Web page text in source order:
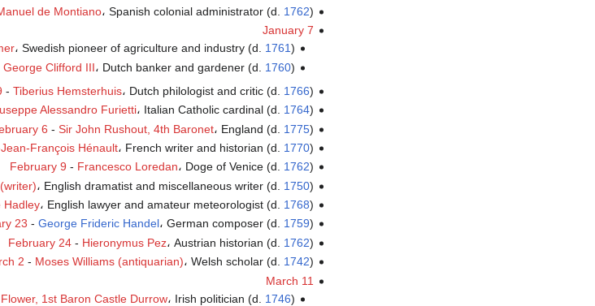
de Montiano، Spanish colonial administrator (d. 1762)
January 7
، Swedish pioneer of agriculture and industry (d. 1761)
George Clifford III، Dutch banker and gardener (d. 1760)
- Tiberius Hemsterhuis، Dutch philologist and critic (d. 1766)
Alessandro Furietti، Italian Catholic cardinal (d. 1764)
6 - Sir John Rushout, 4th Baronet، England (d. 1775)
François Hénault، French writer and historian (d. 1770)
February 9 - Francesco Loredan، Doge of Venice (d. 1762)
، English dramatist and miscellaneous writer (d. 1750)
Hadley، English lawyer and amateur meteorologist (d. 1768)
23 - George Frideric Handel، German composer (d. 1759)
February 24- Hieronymus Pez، Austrian historian (d. 1762)
2 - Moses Williams (antiquarian)، Welsh scholar (d. 1742)
March 11
1st Baron Castle Durrow، Irish politician (d. 1746)